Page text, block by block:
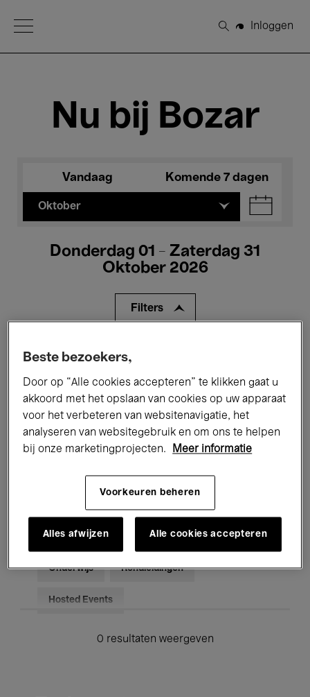
Open Menu
Zoeken
Inloggen
Nu bij Bozar
Vandaag Komende 7 dagen
Oktober
Donderdag 01 - Zaterdag 31
Oktober 2026
Filters
Alle evenementen
Tentoonstellingen Films
Performances Lezingen & Debatten
Jazz Klassieke Muziek Global Music
Voor iedereen Kids’ Palace
Onderwijs Rondleidingen
Hosted Events
0 resultaten weergeven
Beste bezoekers,
Door op “Alle cookies accepteren” te klikken gaat u
akkoord met het opslaan van cookies op uw apparaat
voor het verbeteren van websitenavigatie, het
analyseren van websitegebruik en om ons te helpen
bij onze marketingprojecten.
Meer informatie
Voorkeuren beheren
Alles afwijzen Alle cookies accepteren